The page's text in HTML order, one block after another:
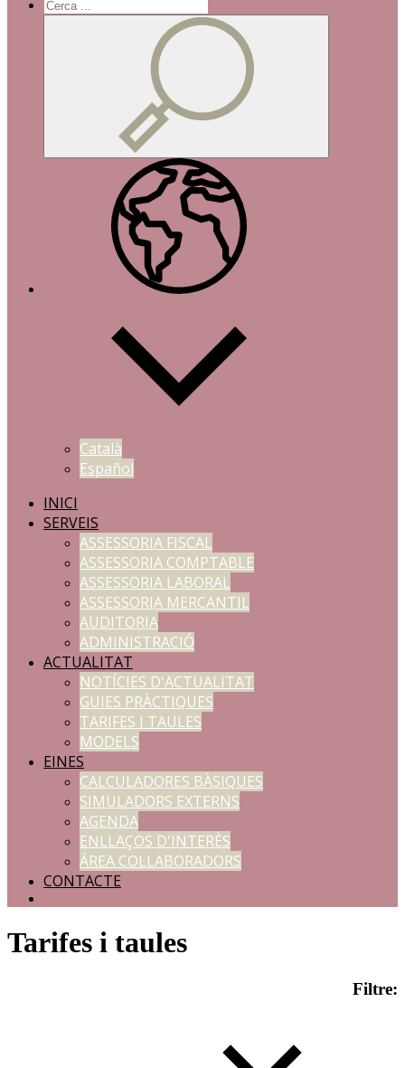
Català
Español
INICI
SERVEIS
ASSESSORIA FISCAL
ASSESSORIA COMPTABLE
ASSESSORIA LABORAL
ASSESSORIA MERCANTIL
AUDITORIA
ADMINISTRACIÓ
ACTUALITAT
NOTÍCIES D'ACTUALITAT
GUIES PRÀCTIQUES
TARIFES I TAULES
MODELS
EINES
CALCULADORES BÀSIQUES
SIMULADORS EXTERNS
AGENDA
ENLLAÇOS D'INTERÈS
ÁREA COL·LABORADORS
CONTACTE
Tarifes i taules
Filtre: